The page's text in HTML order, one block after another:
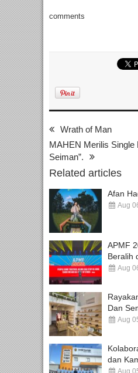
comments
Wrath of Man
MAHEN Merilis Single
Seiman”.
Related articles
Afan
Aug
APMF
Beralih
Aug
Dan
Aug
dan
Aug